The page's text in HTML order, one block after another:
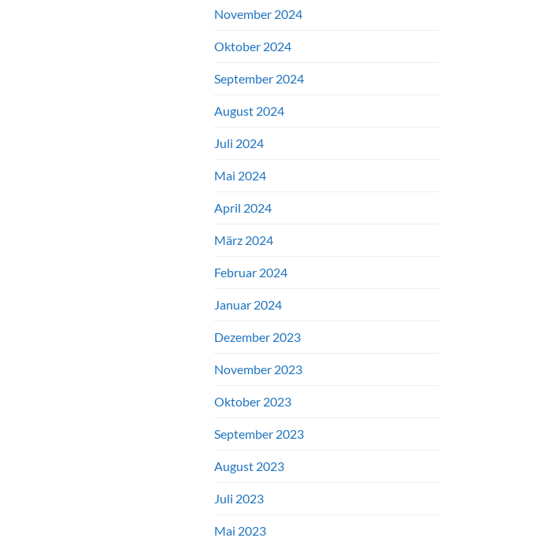
November 2024
Oktober 2024
September 2024
August 2024
Juli 2024
Mai 2024
April 2024
März 2024
Februar 2024
Januar 2024
Dezember 2023
November 2023
Oktober 2023
September 2023
August 2023
Juli 2023
Mai 2023